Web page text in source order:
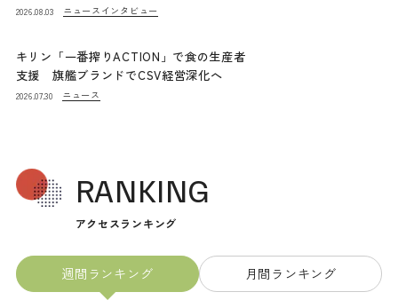
2026.08.03 ニュース インタビュー
キリン「一番搾りACTION」で食の生産者
支援 旗艦ブランドでCSV経営深化へ
2026.07.30 ニュース
RANKING
アクセスランキング
週間ランキング 月間ランキング